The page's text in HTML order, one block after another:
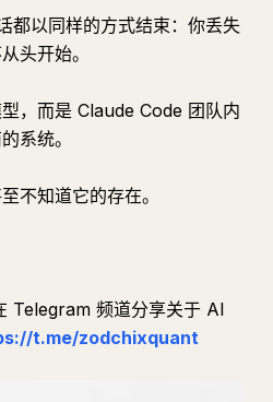
都以同样的方式结束：你丢失
头开始。
，而是 Claude Code 团队内
系统。
不知道它的存在。
Telegram 频道分享关于 AI
t.me/zodchixquant